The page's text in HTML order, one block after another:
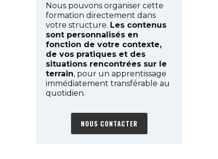
Nous pouvons organiser cette
formation directement dans
votre structure. Les contenus
sont personnalisés en
fonction de votre contexte,
de vos pratiques et des
situations rencontrées sur le
terrain, pour un apprentissage
immédiatement transférable au
quotidien.
NOUS CONTACTER